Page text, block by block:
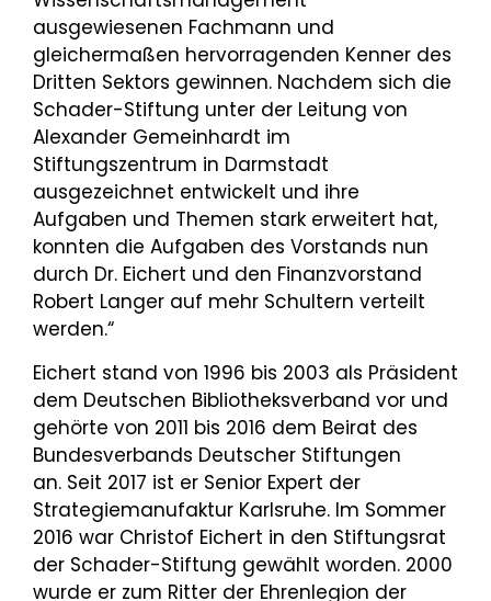
ausgewiesenen Fachmann und
gleichermaßen hervorragenden Kenner des
Dritten Sektors gewinnen. Nachdem sich die
Schader-Stiftung unter der Leitung von
Alexander Gemeinhardt im
Stiftungszentrum in Darmstadt
ausgezeichnet entwickelt und ihre
Aufgaben und Themen stark erweitert hat,
konnten die Aufgaben des Vorstands nun
durch Dr. Eichert und den Finanzvorstand
Robert Langer auf mehr Schultern verteilt
werden.“
Eichert stand von 1996 bis 2003 als Präsident
dem Deutschen Bibliotheksverband vor und
gehörte von 2011 bis 2016 dem Beirat des
Bundesverbands Deutscher Stiftungen
an. Seit 2017 ist er Senior Expert der
Strategiemanufaktur Karlsruhe. Im Sommer
2016 war Christof Eichert in den Stiftungsrat
der Schader-Stiftung gewählt worden. 2000
wurde er zum Ritter der Ehrenlegion der